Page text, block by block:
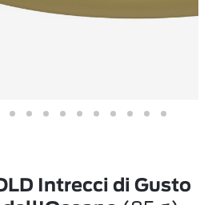
Intrecci di Gusto